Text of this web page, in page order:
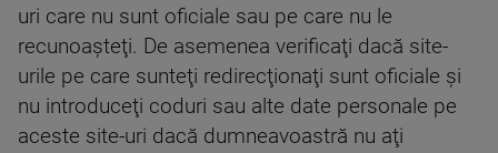
uri care nu sunt oficiale sau pe care nu le
recunoaşteţi. De asemenea verificaţi dacă site-
urile pe care sunteţi redirecţionaţi sunt oficiale şi
nu introduceţi coduri sau alte date personale pe
aceste site-uri dacă dumneavoastră nu aţi